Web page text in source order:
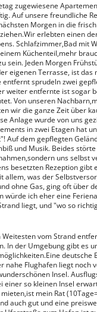
zugewiesene
Auf unsere freundliche
Morgen in die
erlebten einen
Schlafzimmer,Bad mit
Küchenteil,mehr
sein. Jeden Morgen
eigenen Terrasse, ist das
entfernt sprudeln zwei
weiter entfernte ist sogar
Von unseren
wir die ganze Zeit über
Anlage wurde von uns
in zwei Etagen hat
Auf dem gepflegten
und Musik. Beides
uns selbst
besetzten Rezeption gibt
allem, was der
ohne Gas, ging oft über
würde ich eher eine
liegt, und "wo so
vom Strand
In der Umgebung gibt es
deutsche
nahe Flughafen liegt noch
Insel.
einer so kleinen Insel
mein Rat
auch gut und eine